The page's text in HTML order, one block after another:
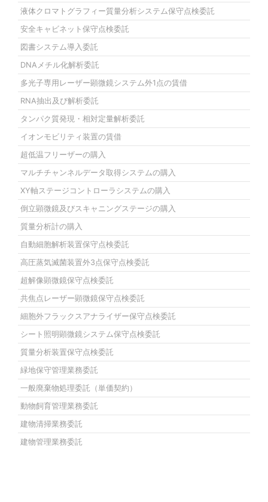
液体クロマトグラフィー質量分析システム保守点検委託
安全キャビネット保守点検委託
図書システム導入委託
DNAメチル化解析委託
多光子専用レーザー顕微鏡システム外1点の賃借
RNA抽出及び解析委託
タンパク質発現・相対定量解析委託
イオンモビリティ装置の賃借
超低温フリーザーの購入
マルチチャンネルデータ取得システムの購入
XY軸ステージコントローラシステムの購入
倒立顕微鏡及びスキャニングステージの購入
質量分析計の購入
自動細胞解析装置保守点検委託
高圧蒸気滅菌装置外3点保守点検委託
超解像顕微鏡保守点検委託
共焦点レーザー顕微鏡保守点検委託
細胞外フラックスアナライザー保守点検委託
シート照明顕微鏡システム保守点検委託
質量分析装置保守点検委託
緑地保守管理業務委託
一般廃棄物処理委託（単価契約）
動物飼育管理業務委託
建物清掃業務委託
建物管理業務委託